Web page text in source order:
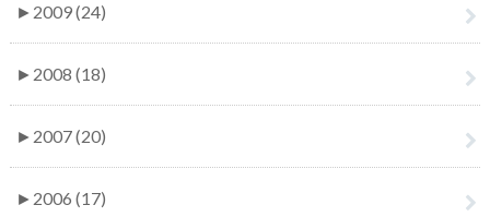
► 2009 (24)
► 2008 (18)
► 2007 (20)
► 2006 (17)